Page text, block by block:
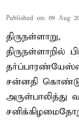
Published on: 09 Aug
திருநள்ளாறு,
திருநள்ளாறில்
சன்னதி கொண்டு
அருள்பாலித்து